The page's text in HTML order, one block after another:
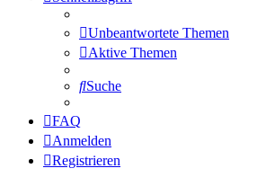
Unbeantwortete Themen
Aktive Themen
Suche
FAQ
Anmelden
Registrieren